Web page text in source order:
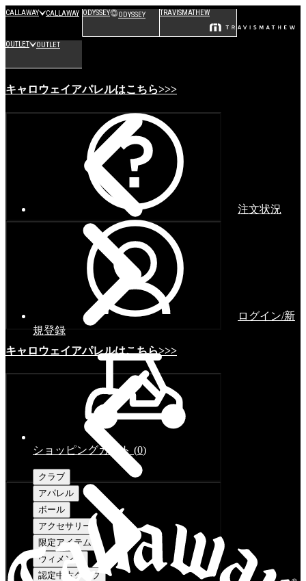
CALLAWAY CALLAWAY ODYSSEY ODYSSEY TRAVISMATHEW
OUTLET OUTLET
キャロウェイアパレルはこちら>>>
キャロウェイアパレルはこちら>>>
注文状況
ログイン/新
規登録
ショッピングカート (0)
クラブ
アパレル
ボール
アクセサリー
限定アイテム
ウィメンズ
認定中古クラブ